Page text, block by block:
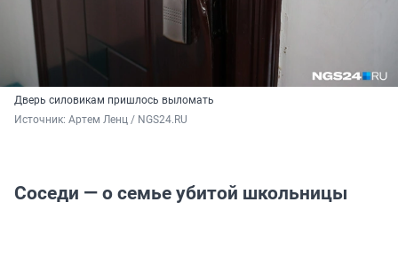
Дверь силовикам пришлось выломать
Источник: Артем Ленц / NGS24.RU
Соседи — о семье убитой школьницы